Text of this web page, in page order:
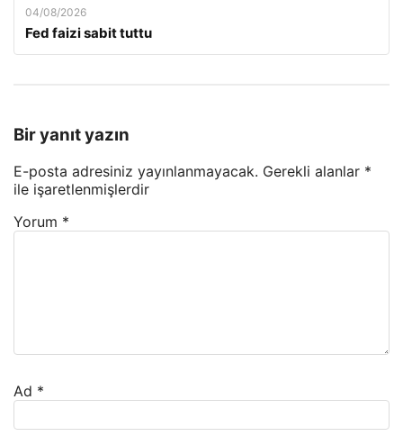
04/08/2026
Fed faizi sabit tuttu
Bir yanıt yazın
E-posta adresiniz yayınlanmayacak. Gerekli alanlar *
ile işaretlenmişlerdir
Yorum *
Ad *